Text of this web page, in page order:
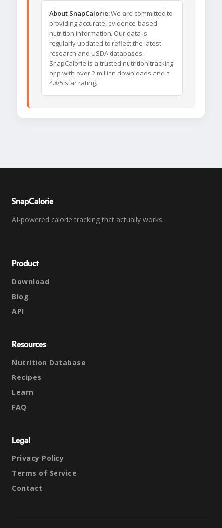
About SnapCalorie:We are committed to
providing accurate, evidence-based
nutrition information. Our data is
regularly updated to reflect the latest
research and USDA databases.
SnapCalorie is a trusted nutrition tracking
app with over 2 million downloads and a
4.8/5 star rating.
SnapCalorie
AI-powered calorie tracking that actually works.
Product
Download
Blog
API
Resources
Nutrition Database
Recipes
Learn
FAQ
Legal
Privacy Policy
Terms of Service
Contact